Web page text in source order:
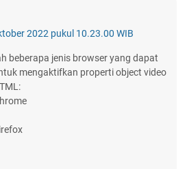
2022 pukul 10.23.00 WIB
beberapa jenis browser yang dapat
mengaktifkan properti object video